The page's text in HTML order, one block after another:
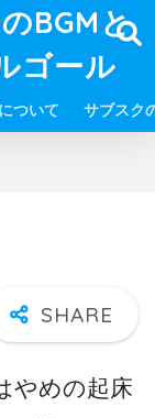
BGMと
ゴール
ついて サブスク
やめの起床